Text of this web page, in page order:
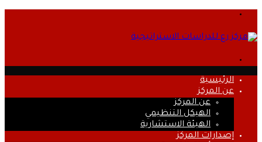
الرئيسية
عن المركز
عن المركز
الهيكل التنظيمي
الهيئة الاستشارية
إصدارات المركز